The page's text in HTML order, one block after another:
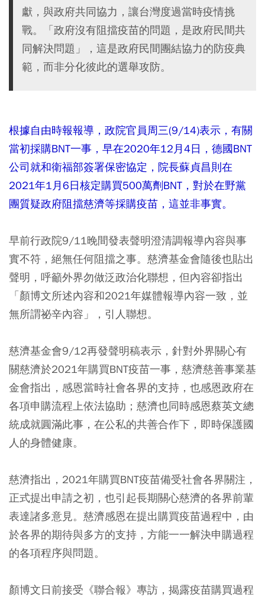
獻，與政府共同協力，讓台灣度過當時疫情挑
戰。「政府沒有阻擋疫苗的問題，是政府民間共
同解決問題」，這是政府民間團結協力的防疫典
範，而非分化彼此的選舉攻防。
根據自由時報報導，政院官員周三(9/14)表示，有關
當初採購BNT一事，早在2020年12月4日，德國BNT
公司就和衛福部簽署保密協定，院長蘇貞昌則在
2021年1月6日核定購買500萬劑BNT，對於在野黨
團質疑政府阻擋慈濟等採購疫苗，這並非事實。
早前行政院9/11晚間發表聲明澄清調報導內容與事
實不符，絕無任何阻擋之事。慈濟基金會隨後也貼出
聲明，呼籲外界勿做泛政治化聯想，但內容卻指出
「顏博文所述內容和2021年媒體報導內容一致，並
無所謂祕辛內容」，引人聯想。
慈濟基金會9/12再發聲明稿表示，針對外界關心有
關慈濟於2021年購買BNT疫苗一事，慈濟慈善事業基
金會指出，感恩當時社會各界的支持，也感恩政府在
各項申購流程上依法協助；慈濟也同時感恩蔡英文總
統成就圓滿此事，在公私的共善合作下，即時保護國
人的身體健康。
慈濟指出，2021年購買BNT疫苗備受社會各界關注，
正式提出申請之初，也引起長期關心慈濟的各界前輩
表達諸多意見。慈濟感恩在提出購買疫苗過程中，由
於各界的期待與多方的支持，方能一一解決申購過程
的各項程序與問題。
顏博文日前接受《聯合報》專訪，揭露疫苗購買過程